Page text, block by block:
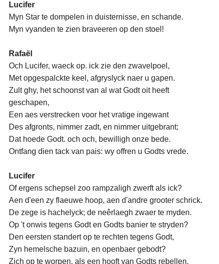
Lucifer
Myn Star te dompelen in duisternisse, en schande.
Myn vyanden te zien braveeren op den stoel!
Rafaël
Och Lucifer, waeck op. ick zie den zwavelpoel,
Met opgespalckte keel, afgryslyck naer u gapen.
Zult ghy, het schoonst van al wat Godt oit heeft
geschapen,
Een aes verstrecken voor het vratige ingewant
Des afgronts, nimmer zadt, en nimmer uitgebrant;
Dat hoede Godt. och och, bewilligh onze bede.
Ontfang dien tack van pais: wy offren u Godts vrede.
Lucifer
Of ergens schepsel zoo rampzaligh zwerft als ick?
Aen d'een zy flaeuwe hoop, aen d'andre grooter schrick.
De zege is hachelyck; de neêrlaegh zwaer te myden.
Op 't onwis tegens Godt en Godts banier te stryden?
Den eersten standert op te rechten tegens Godt,
Zyn hemelsche bazuin, en openbaer gebodt?
Zich op te worpen, als een hooft van Godts rebellen,